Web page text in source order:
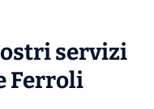
servizi
Ferroli